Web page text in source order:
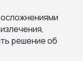
решение об